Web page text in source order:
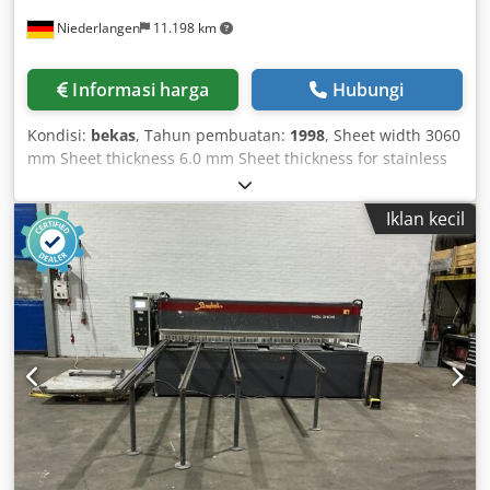
Niederlangen 11.198 km
Informasi harga Hubungi
Kondisi: bekas, Tahun pembuatan: 1998, Sheet width 3060
mm Sheet thickness 6.0 mm Sheet thickness for stainless
steel 4.0 mm Frame gap 3100 mm Hold-downs 16 units
Strokes, max. 10 - 15 strokes/min Oil capacity 160 ltr.
Cutting angle 1.6° Backgauge - adjustable 6.0 - 750 mm
Controller ELGO P9521 Total power requirement 18.5 kW
Weight 6300 kg Dimensions (LxWxH) 3900 x 2300 x 1630
mm Equipment: - Robust electro-hydraulic swing beam
shear - ELGO digital display model P9521 for electric
backgauge * Backgauge travel X = 750 mm * Backgauge
with backlash-free ball screw spindle * Travel speed 100
mm/sec - 1x heavy-duty side gauge * With T-slot, flip stop
and millimeter scale - 2x sturdy front support arms -
Electric cutting length limiter * Cutting length limiter to
increase strokes per minute - Manual blade gap
adjustment * Centrally operated from the right side stand
Iklan kecil